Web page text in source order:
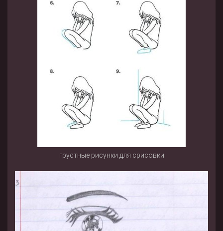
грустные рисунки для срисовки